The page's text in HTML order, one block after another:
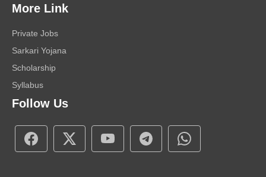
More Link
Private Jobs
Sarkari Yojana
Scholarship
Syllabus
Follow Us